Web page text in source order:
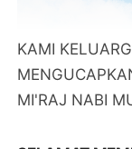
KAMI
MI'RAJ NABI